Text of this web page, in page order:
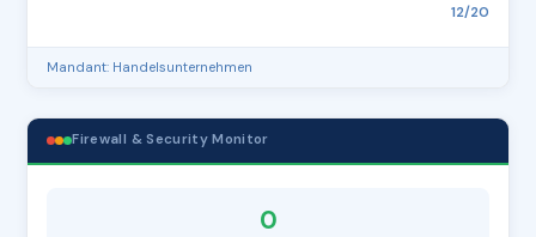
12/20
Mandant: Handelsunternehmen
Firewall & Security Monitor
0